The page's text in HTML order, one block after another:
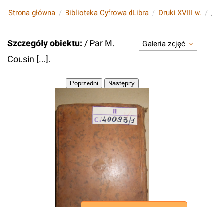
Strona główna Biblioteka Cyfrowa dLibra Druki XVIII w. /
Szczegóły obiektu: / Par M.
Cousin [...].
Galeria zdjęć